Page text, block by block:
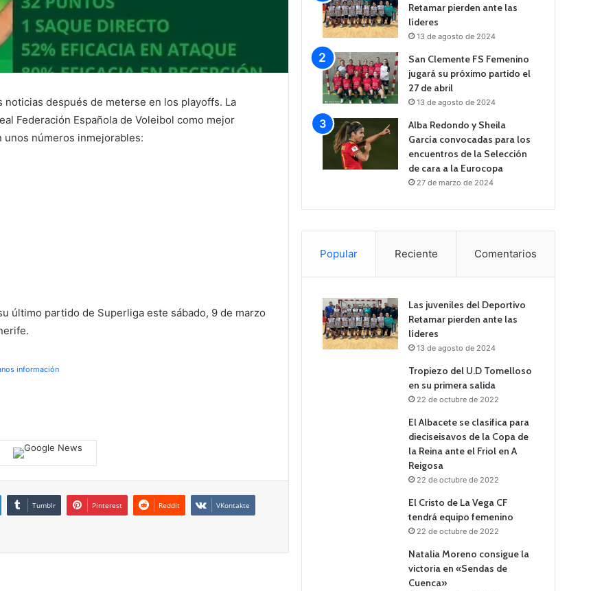
después de meterse en los playoffs. La
Federación Española de Voleibol como mejor
unos números inmejorables:
último partido de Superliga este sábado, 9 de marzo
información
Tumblr Pinterest Reddit VKontakte
Retamar pierden ante las
líderes
13 de agosto de 2024
San Clemente FS Femenino
jugará su próximo partido el
27 de abril
13 de agosto de 2024
Alba Redondo y Sheila
García convocadas para los
encuentros de la Selección
de cara a la Eurocopa
27 de marzo de 2024
Popular Reciente Comentarios
Las juveniles del Deportivo
Retamar pierden ante las
líderes
13 de agosto de 2024
Tropiezo del U.D Tomelloso
en su primera salida
22 de octubre de 2022
El Albacete se clasifica para
dieciseisavos de la Copa de
la Reina ante el Friol en A
Reigosa
22 de octubre de 2022
El Cristo de La Vega CF
tendrá equipo femenino
22 de octubre de 2022
Natalia Moreno consigue la
victoria en «Sendas de
Cuenca»